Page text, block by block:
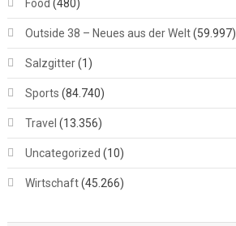
Food (480)
Outside 38 – Neues aus der Welt(59.997)
Salzgitter(1)
Sports (84.740)
Travel (13.356)
Uncategorized (10)
Wirtschaft(45.266)